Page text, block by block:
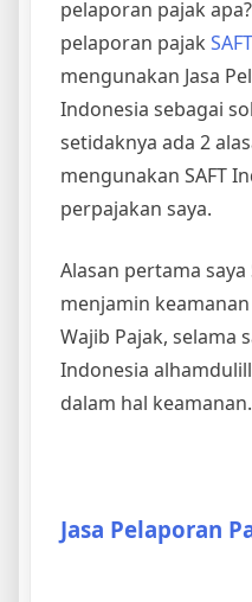
pelaporan pajak
pelaporan pajak
mengunakan Jasa
Indonesia sebagai
setidaknya ada 2
mengunakan SAFT
perpajakan saya.
Alasan pertama saya
menjamin
Wajib Pajak, selama
Indonesia
dalam hal keamanan.
Jasa Pelaporan